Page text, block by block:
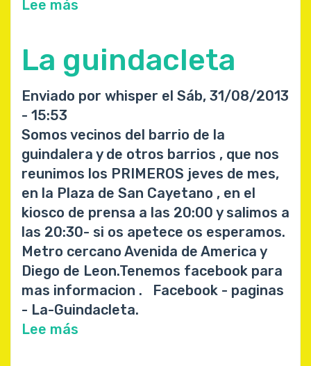
Lee más
de
2020?
merecemos
las
olimpiadas?
La guindacleta
Enviado por whisper el Sáb, 31/08/2013
- 15:53
Somos vecinos del barrio de la
guindalera y de otros barrios , que nos
reunimos los PRIMEROS jeves de mes,
en la Plaza de San Cayetano , en el
kiosco de prensa a las 20:00 y salimos a
las 20:30- si os apetece os esperamos.
Metro cercano Avenida de America y
Diego de Leon.Tenemos facebook para
mas informacion . Facebook - paginas
- La-Guindacleta.
Lee más